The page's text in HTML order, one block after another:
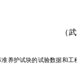
（
养护试块的试验数据和